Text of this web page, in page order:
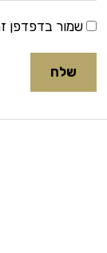
שמור בדפדפן